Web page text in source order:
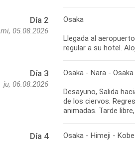
Día 2
mi, 05.08.2026
Osaka
Llegada al
regular a su hotel.
Día 3
ju, 06.08.2026
Osaka - Nara - Osaka
Desayuno, Salida
de los ciervos.
animadas. Tarde
Día 4 Osaka - Himeji -